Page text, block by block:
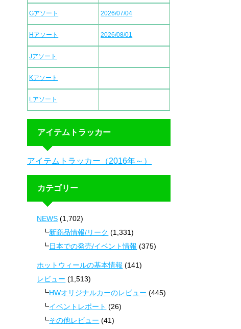
Gアソート 2026/07/04
Hアソート 2026/08/01
Jアソート
Kアソート
Lアソート
アイテムトラッカー
アイテムトラッカー（2016年～）
カテゴリー
NEWS (1,702)
新商品情報/リーク (1,331)
日本での発売/イベント情報 (375)
ホットウィールの基本情報 (141)
レビュー (1,513)
HWオリジナルカーのレビュー (445)
イベントレポート (26)
その他レビュー (41)